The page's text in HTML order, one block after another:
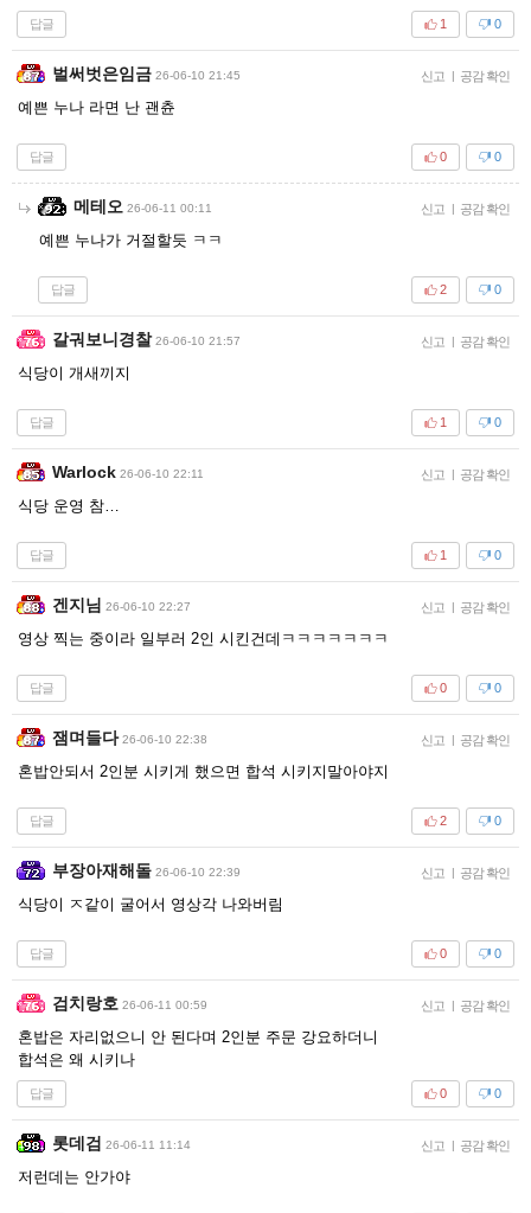
답글 0
1
벌써벗은임금 26-06-10 21:45 신고 | 공감 확인
예쁜 누나 라면 난 괜츈
답글 0
0
메테오 26-06-11 00:11 신고 | 공감 확인
예쁜 누나가 거절할듯 ㅋㅋ
답글 0
2
갈궈보니경찰 26-06-10 21:57 신고 | 공감 확인
식당이 개새끼지
답글 0
1
Warlock 26-06-10 22:11 신고 | 공감 확인
식당 운영 참…
답글 0
1
겐지님 26-06-10 22:27 신고 | 공감 확인
영상 찍는 중이라 일부러 2인 시킨건데ㅋㅋㅋㅋㅋㅋㅋ
답글 0
0
잼며들다 26-06-10 22:38 신고 | 공감 확인
혼밥안되서 2인분 시키게 했으면 합석 시키지말아야지
답글 0
2
부장아재해돌 26-06-10 22:39 신고 | 공감 확인
식당이 ㅈ같이 굴어서 영상각 나와버림
답글 0
0
검치랑호 26-06-11 00:59 신고 | 공감 확인
혼밥은 자리없으니 안 된다며 2인분 주문 강요하더니
합석은 왜 시키나
답글 0
0
롯데검 26-06-11 11:14 신고 | 공감 확인
저런데는 안가야